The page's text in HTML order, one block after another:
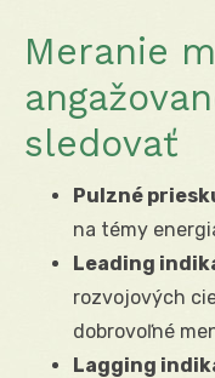
Meranie
sledovať
Pulzné
na témy
Leading
rozvojových
dobrovoľné
Lagging